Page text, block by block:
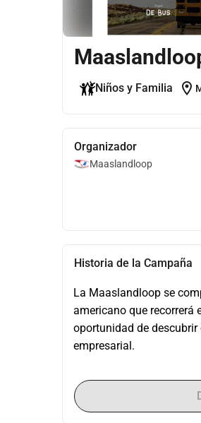
Niños y Familia location_on
Organizador
Maaslandloop
Historia de la Campaña
La Maaslandloop se
americano que recorrerá
oportunidad de
empresarial.